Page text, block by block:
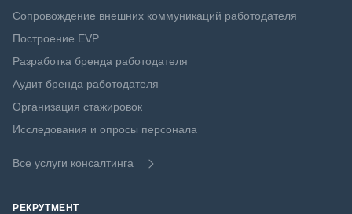
Сопровождение внешних коммуникаций работодателя
Построение EVP
Разработка бренда работодателя
Аудит бренда работодателя
Организация стажировок
Исследования и опросы персонала
Все услуги консалтинга
РЕКРУТМЕНТ